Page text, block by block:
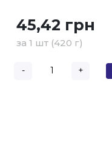
45,42 грн
за 1 шт (420 г)
- +